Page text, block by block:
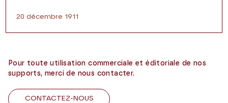
20 décembre 1911
Pour toute utilisation commerciale et éditoriale de nos
supports, merci de nous contacter.
CONTACTEZ-NOUS